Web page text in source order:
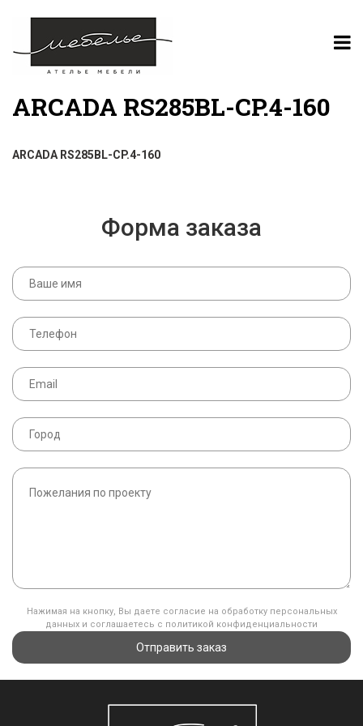
ARCADA RS285BL-CP.4-160
ARCADA RS285BL-CP.4-160
Форма заказа
Нажимая на кнопку, Вы даете согласие на обработку персональных
данных и соглашаетесь с политикой конфиденциальности
Отправить заказ